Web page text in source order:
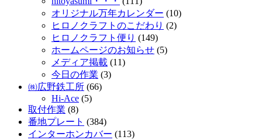
オリジナル万年カレンダー (10)
ヒロノクラフトのこだわり (2)
ヒロノクラフト便り (149)
ホームページのお知らせ (5)
メディア掲載 (11)
今日の作業 (3)
㈱広野鉄工所 (66)
Hi-Ace (5)
取付作業 (8)
番地プレート (384)
インターホンカバー (113)